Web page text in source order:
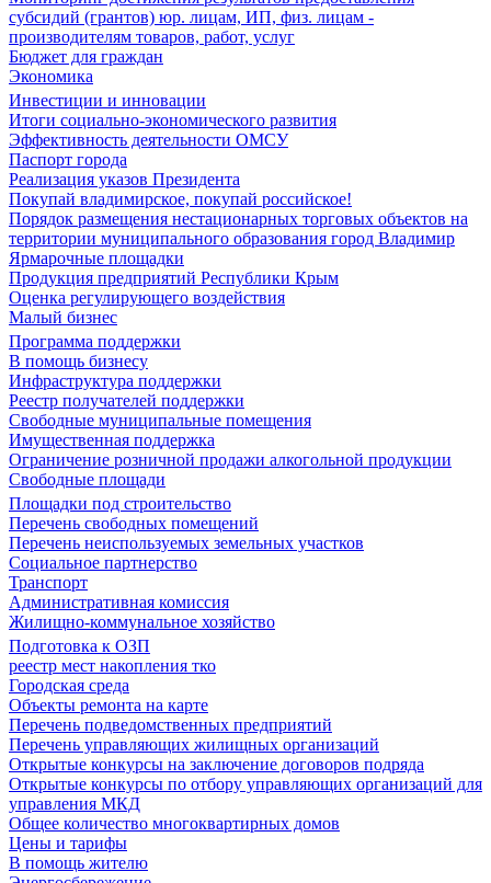
субсидий (грантов) юр. лицам, ИП, физ. лицам -
производителям товаров, работ, услуг
Бюджет для граждан
Экономика
Инвестиции и инновации
Итоги социально-экономического развития
Эффективность деятельности ОМСУ
Паспорт города
Реализация указов Президента
Покупай владимирское, покупай российское!
Порядок размещения нестационарных торговых объектов на
территории муниципального образования город Владимир
Ярмарочные площадки
Продукция предприятий Республики Крым
Оценка регулирующего воздействия
Малый бизнес
Программа поддержки
В помощь бизнесу
Инфраструктура поддержки
Реестр получателей поддержки
Свободные муниципальные помещения
Имущественная поддержка
Ограничение розничной продажи алкогольной продукции
Свободные площади
Площадки под строительство
Перечень свободных помещений
Перечень неиспользуемых земельных участков
Социальное партнерство
Транспорт
Административная комиссия
Жилищно-коммунальное хозяйство
Подготовка к ОЗП
реестр мест накопления тко
Городская среда
Объекты ремонта на карте
Перечень подведомственных предприятий
Перечень управляющих жилищных организаций
Открытые конкурсы на заключение договоров подряда
Открытые конкурсы по отбору управляющих организаций для
управления МКД
Общее количество многоквартирных домов
Цены и тарифы
В помощь жителю